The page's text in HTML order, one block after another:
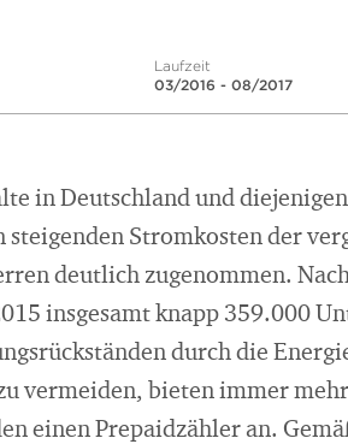
Laufzeit
03/2016 - 08/2017
in Deutschland und
Stromkosten der
deutlich zugenommen.
insgesamt knapp 359.000
durch die
vermeiden, bieten immer mehr
einen Prepaidzähler an.